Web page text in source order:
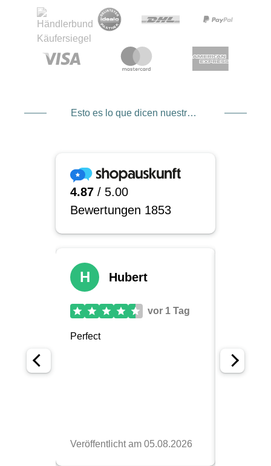
Esto es lo que dicen nuestros clientes